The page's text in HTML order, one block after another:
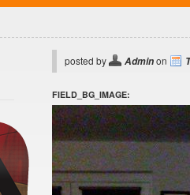
posted by Adminon
FIELD_BG_IMAGE: